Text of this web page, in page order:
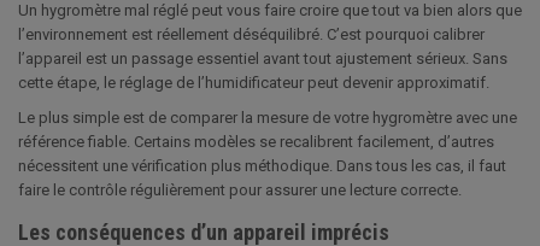
Un hygromètre mal réglé peut vous faire croire que tout va bien alors que
l’environnement est réellement déséquilibré. C’est pourquoi calibrer
l’appareil est un passage essentiel avant tout ajustement sérieux. Sans
cette étape, le réglage de l’humidificateur peut devenir approximatif.
Le plus simple est de comparer la mesure de votre hygromètre avec une
référence fiable. Certains modèles se recalibrent facilement, d’autres
nécessitent une vérification plus méthodique. Dans tous les cas, il faut
faire le contrôle régulièrement pour assurer une lecture correcte.
Les conséquences d’un appareil imprécis